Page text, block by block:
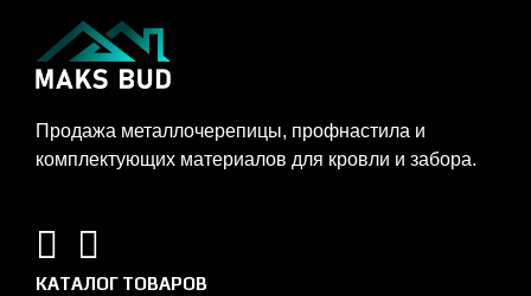
Продажа металлочерепицы, профнастила и
комплектующих материалов для кровли и забора.
КАТАЛОГ ТОВАРОВ